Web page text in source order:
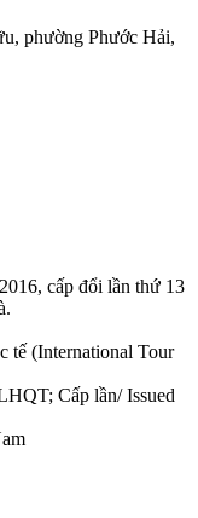
phường Phước Hải,
cấp đổi lần thứ 13
tế (International Tour
Cấp lần/ Issued